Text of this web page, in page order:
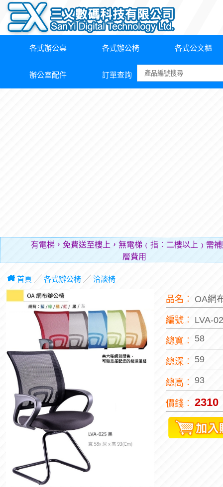
各式辦公桌 各式辦公椅 各式公文櫃
辦公室配件 訂單查詢
有電梯，免費送至樓上，無電梯﹙指︰二樓以上﹚需
層費用（貼補
首頁 ╱ 各式辦公椅╱ 洽談椅
品名︰ OA網
編號︰ LVA-
總寬︰ 58
總深︰ 59
總高︰ 93
價錢︰ 2310